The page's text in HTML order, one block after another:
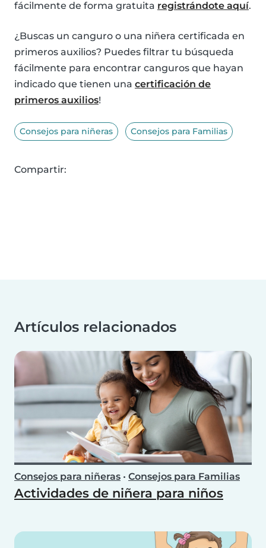
fácilmente de forma gratuita registrándote aquí.
¿Buscas un canguro o una niñera certificada en
primeros auxilios? Puedes filtrar tu búsqueda
fácilmente para encontrar canguros que hayan
indicado que tienen una certificación de
primeros auxilios!
Consejos para niñeras Consejos para Familias
Compartir:
Artículos relacionados
Consejos para niñeras • Consejos para Familias
Actividades de niñera para niños